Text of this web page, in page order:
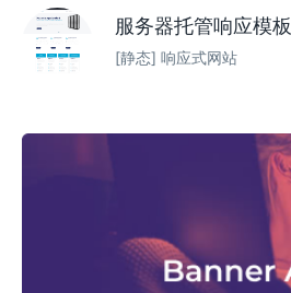
服务器托管响应模板
[静态] 响应式网站